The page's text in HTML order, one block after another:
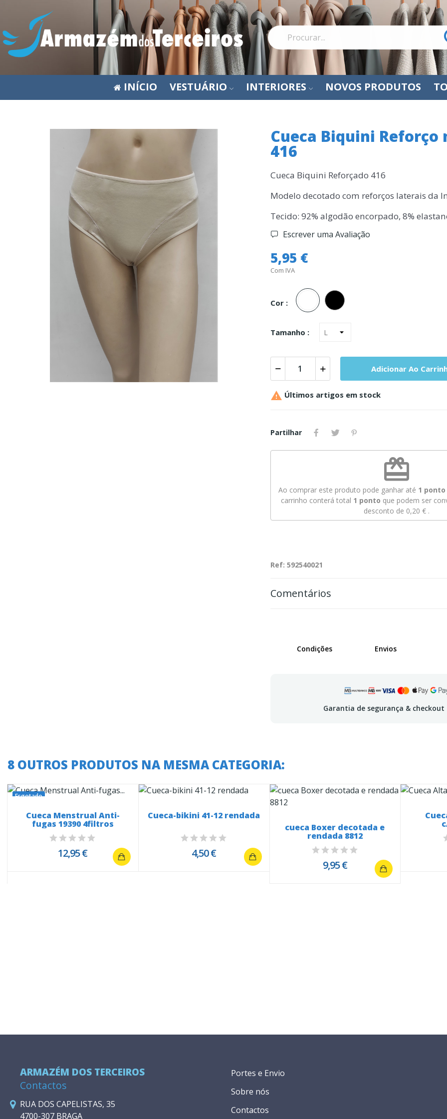
INÍCIO VESTUÁRIO INTERIORES NOVOS PRODUTOS
Cueca Biquini
416
Cueca Biquini Reforçado 416
Modelo decotado com reforços laterais da
Tecido: 92% algodão encorpado, 8%
Escrever uma Avaliação
5,95 €
Com IVA
Cor :
Branco Preto
Tamanho :
Adicionar Ao
 Últimos artigos em stock
Partilhar
redeem
Ao comprar este produto pode ganhar até 1
carrinho conterá total 1 ponto que podem ser
desconto de 0,20 € .
Ref: 592540021
Comentários
Condições Envios
Garantia de segurança & checkout
8 OUTROS PRODUTOS NA MESMA CATEGORIA:
Esgotado
Cueca Menstrual Anti-
fugas 19390 4filtros
12,95 €
Cueca-bikini 41-12 rendada
4,50 €
cueca Boxer decotada e
rendada 8812
9,95 €
ARMAZÉM DOS TERCEIROS
Contactos
RUA DOS CAPELISTAS, 35
4700-307 BRAGA
Portes e Envio
Sobre nós
Contactos